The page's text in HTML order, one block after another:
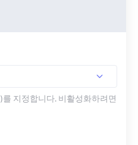
를 지정합니다. 비활성화하려면